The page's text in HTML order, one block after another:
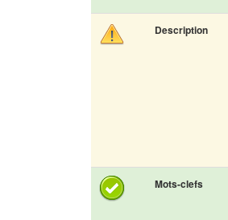
Description
Mots-clefs